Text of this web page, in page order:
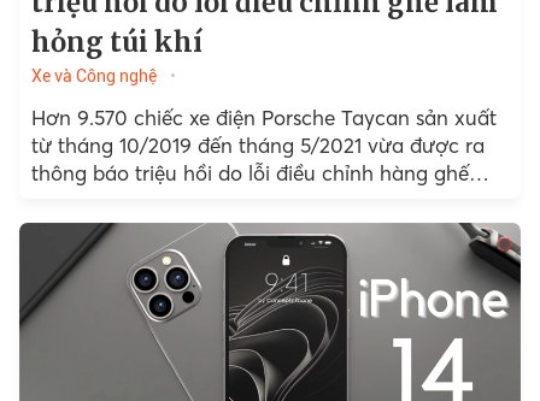
hỏng túi khí
Xe và Công nghệ
Hơn 9.570 chiếc xe điện Porsche Taycan sản xuất
từ tháng 10/2019 đến tháng 5/2021 vừa được ra
thông báo triệu hồi do lỗi điều chỉnh hàng ghế